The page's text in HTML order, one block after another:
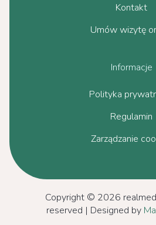
Kontakt
Umów wizytę
Informacje
Polityka
Regulamin
Zarządzanie
Copyright © 2026
reserved | Designed by